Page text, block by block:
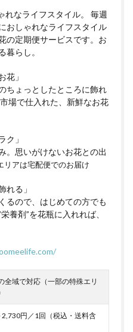
れなライフスタイル。 毎週
おしゃれなライフスタイル
の定期便サービスです。お
暮らし。
花」
ちょっとしたところに飾れ
場で仕入れた、新鮮なお花
ク」
。思いがけないお花との出
リアは宅配便でのお届け
れる」
るので、はじめての方でも
養剤”を花瓶に入れれば、
全域で対応（一部の特殊エリ
円／1回（税込・送料含